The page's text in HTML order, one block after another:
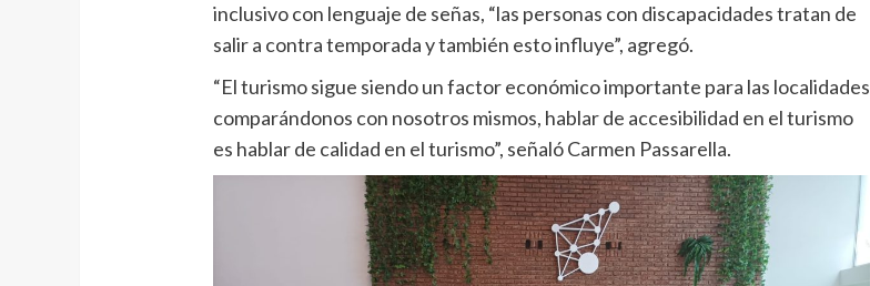
inclusivo con lenguaje de señas, “las personas con discapacidades tratan de
salir a contra temporada y también esto influye”, agregó.
“El turismo sigue siendo un factor económico importante para las localidades
comparándonos con nosotros mismos, hablar de accesibilidad en el turismo
es hablar de calidad en el turismo”, señaló Carmen Passarella.